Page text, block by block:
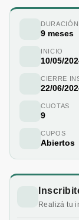
DURACIÓN
9 meses
INICIO
10/05/
CIERRE
22/06/
CUOTAS
9
CUPOS
Abiertos
Realizá tu